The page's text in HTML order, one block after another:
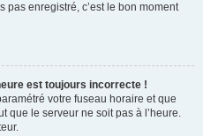
pas enregistré, c’est le bon moment
est toujours incorrecte !
votre fuseau horaire et que
que le serveur ne soit pas à l’heure.